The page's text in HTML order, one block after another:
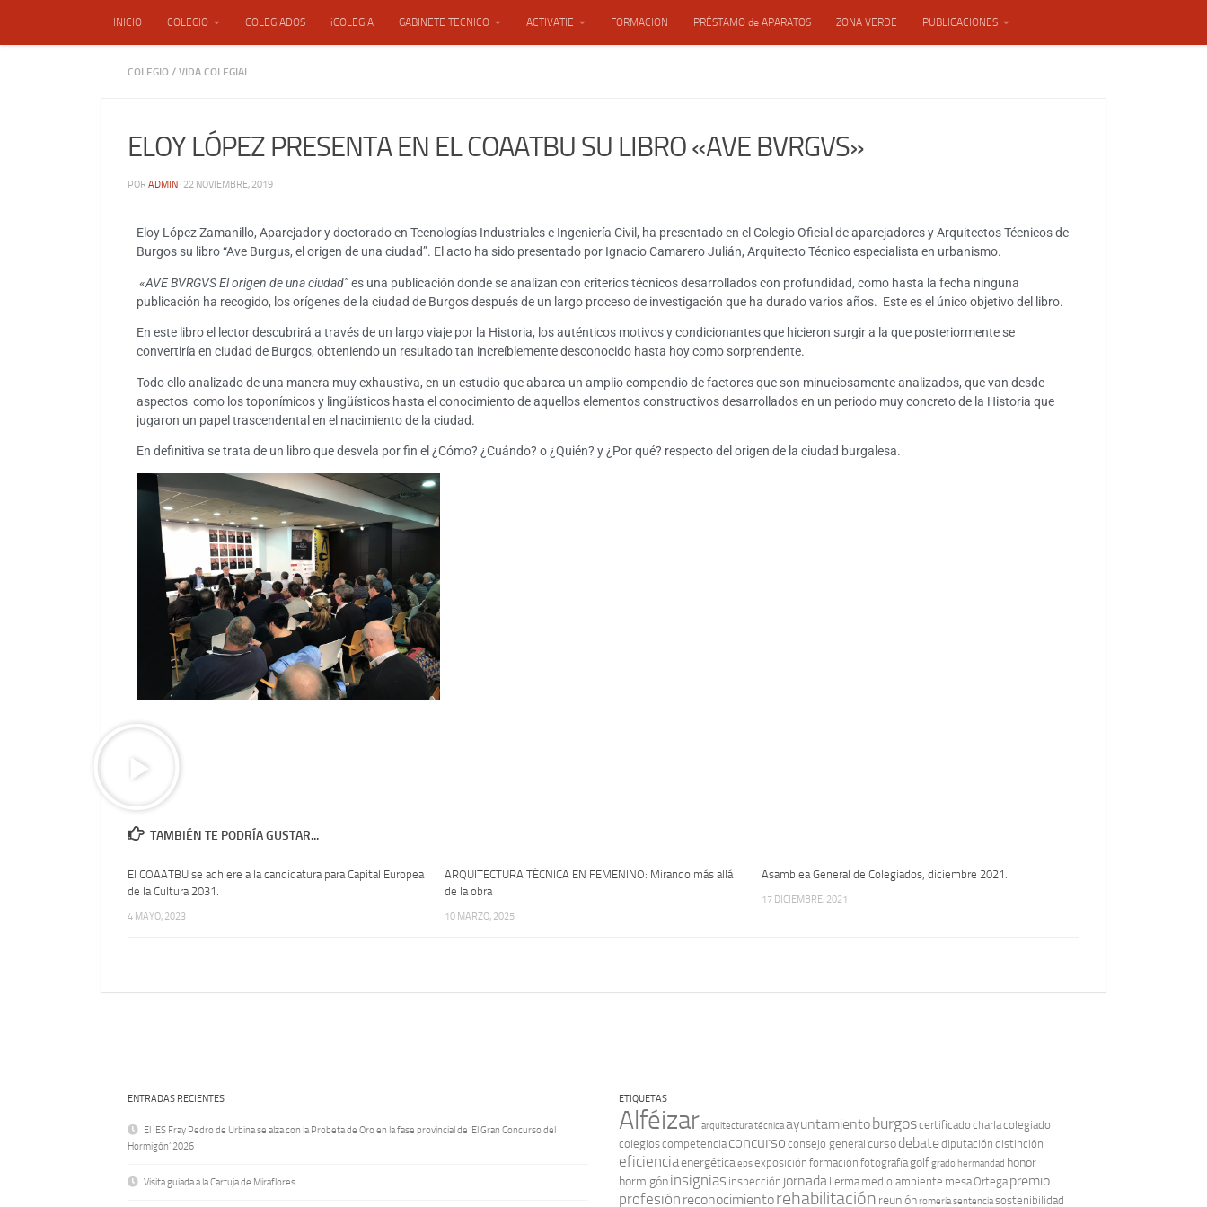
INICIO COLEGIO COLEGIADOS iCOLEGIA GABINETE TECNICO ACTIVATIE FORMACION PRÉSTAMO de APARATOS ZONA VERDE PUBLICACIONES
ENSACON, S.L.
COLEGIO / VIDA COLEGIAL
ELOY LÓPEZ PRESENTA EN EL COAATBU SU LIBRO «AVE BVRGVS»
POR ADMIN · 22 NOVIEMBRE, 2019
Eloy López Zamanillo, Aparejador y doctorado en Tecnologías Industriales e Ingeniería Civil, ha presentado en el Colegio Oficial de aparejadores y Arquitectos Técnicos de
Burgos su libro “Ave Burgus, el origen de una ciudad”. El acto ha sido presentado por Ignacio Camarero Julián, Arquitecto Técnico especialista en urbanismo.
«AVE BVRGVS El origen de una ciudad”es una publicación donde se analizan con criterios técnicos desarrollados con profundidad, como hasta la fecha ninguna
publicación ha recogido, los orígenes de la ciudad de Burgos después de un largo proceso de investigación que ha durado varios años. Este es el único objetivo del libro.
En este libro el lector descubrirá a través de un largo viaje por la Historia, los auténticos motivos y condicionantes que hicieron surgir a la que posteriormente se
convertiría en ciudad de Burgos, obteniendo un resultado tan increíblemente desconocido hasta hoy como sorprendente.
Todo ello analizado de una manera muy exhaustiva, en un estudio que abarca un amplio compendio de factores que son minuciosamente analizados, que van desde
aspectos como los toponímicos y lingüísticos hasta el conocimiento de aquellos elementos constructivos desarrollados en un periodo muy concreto de la Historia que
jugaron un papel trascendental en el nacimiento de la ciudad.
En definitiva se trata de un libro que desvela por fin el ¿Cómo? ¿Cuándo? o ¿Quién? y ¿Por qué? respecto del origen de la ciudad burgalesa.
TAMBIÉN TE PODRÍA GUSTAR...
El COAATBU se adhiere a la candidatura para Capital Europea
de la Cultura 2031.
4 MAYO, 2023
ARQUITECTURA TÉCNICA EN FEMENINO: Mirando más allá
de la obra
10 MARZO, 2025
Asamblea General de Colegiados, diciembre 2021.
17 DICIEMBRE, 2021
ENTRADAS RECIENTES
El IES Fray Pedro de Urbina se alza con la Probeta de Oro en la fase provincial de ‘El Gran Concurso del
Hormigón’ 2026
Visita guiada a la Cartuja de Miraflores
ETIQUETAS
Alféizararquitectura técnicaayuntamientoburgoscertificado charlacolegiado
colegioscompetencia concurso consejo general cursodebatediputación distinción
eficienciaenergéticaepsexposición formación fotografía golfgrado hermandad honor
hormigóninsignias inspección jornada Lerma medio ambiente mesaOrtega premio
profesión reconocimientorehabilitación reuniónromeríasentenciasostenibilidad